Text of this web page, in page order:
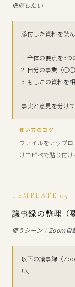
把握したい
添付した資料を読
1. 全体の要点を3つ
2. 自分の事業（○○
3. もしこの資料を
事実と意見を分け
使い方のコツ
ファイルをアップ
けコピペで貼り付け
TEMPLATE 05
議事録の整理（
使うシーン：Zoom自
以下の議事録（
い。